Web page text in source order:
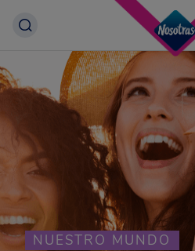
NUESTRO MUNDO